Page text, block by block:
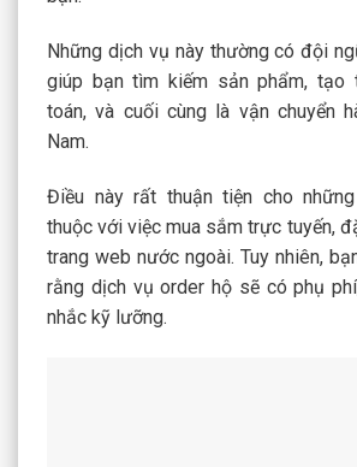
Những dịch vụ này thường có đội
giúp bạn tìm kiếm sản phẩm, tạo
toán, và cuối cùng là vận chuyển
Nam.
Điều này rất thuận tiện cho
thuộc với việc mua sắm trực tuyến,
trang web nước ngoài. Tuy nhiên,
rằng dịch vụ order hộ sẽ có phụ
nhắc kỹ lưỡng.